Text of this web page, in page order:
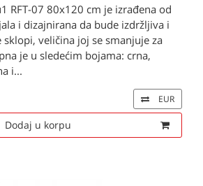
RFT-07 80x120 cm je izrađena od
i dizajnirana da bude izdržljiva i
sklopi, veličina joj se smanjuje za
je u sledećim bojama: crna,
i...
EUR
Dodaj u korpu